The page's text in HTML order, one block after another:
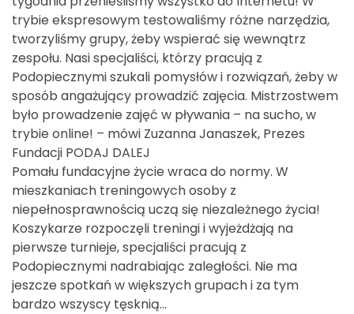
trybie ekspresowym testowaliśmy różne narzędzia,
tworzyliśmy grupy, żeby wspierać się wewnątrz
zespołu. Nasi specjaliści, którzy pracują z
Podopiecznymi szukali pomysłów i rozwiązań, żeby w
sposób angażujący prowadzić zajęcia. Mistrzostwem
było prowadzenie zajęć w pływania – na sucho, w
trybie online! – mówi Zuzanna Janaszek, Prezes
Fundacji PODAJ DALEJ
Pomału fundacyjne życie wraca do normy. W
mieszkaniach treningowych osoby z
niepełnosprawnością uczą się niezależnego życia!
Koszykarze rozpoczęli treningi i wyjeżdżają na
pierwsze turnieje, specjaliści pracują z
Podopiecznymi nadrabiając zaległości. Nie ma
jeszcze spotkań w większych grupach i za tym
bardzo wszyscy tęsknią…